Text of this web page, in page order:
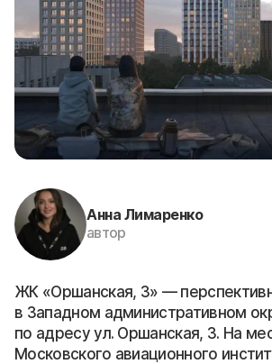
Анна Лимаренко
автор
ЖК «Оршанская, 3» —
в Западном административном
по адресу ул. Оршанская, 3. На
Московского авиационного